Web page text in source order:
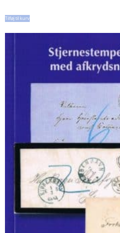
Tilføj til kurv